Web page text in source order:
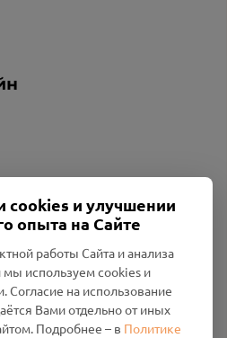
cookies и улучшении
опыта на Сайте
работы Сайта и анализа
используем cookies и
Согласие на использование
Вами отдельно от иных
Подробнее – в Политике